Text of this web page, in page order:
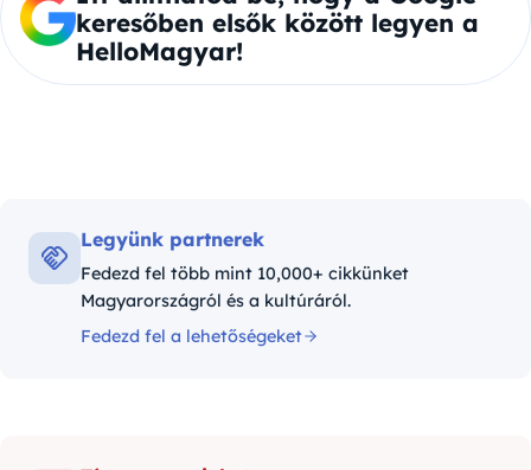
keresőben elsők között legyen a
HelloMagyar!
Legyünk partnerek
Fedezd fel több mint 10,000+ cikkünket
Magyarországról és a kultúráról.
Fedezd fel a lehetőségeket